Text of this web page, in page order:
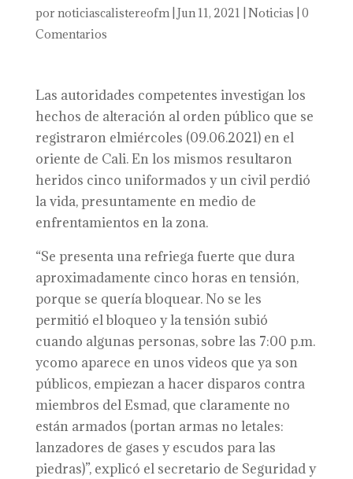
por noticiascalistereofm| Jun 11, 2021 Noticias 0
Comentarios
Las autoridades competentes investigan los
hechos de alteración al orden público que se
registraron elmiércoles (09.06.2021) en el
oriente de Cali. En los mismos resultaron
heridos cinco uniformados y un civil perdió
la vida, presuntamente en medio de
enfrentamientos en la zona.
“Se presenta una refriega fuerte que dura
aproximadamente cinco horas en tensión,
porque se quería bloquear. No se les
permitió el bloqueo y la tensión subió
cuando algunas personas, sobre las 7:00 p.m.
ycomo aparece en unos videos que ya son
públicos, empiezan a hacer disparos contra
miembros del Esmad, que claramente no
están armados (portan armas no letales:
lanzadores de gases y escudos para las
piedras)”, explicó el secretario de Seguridad y